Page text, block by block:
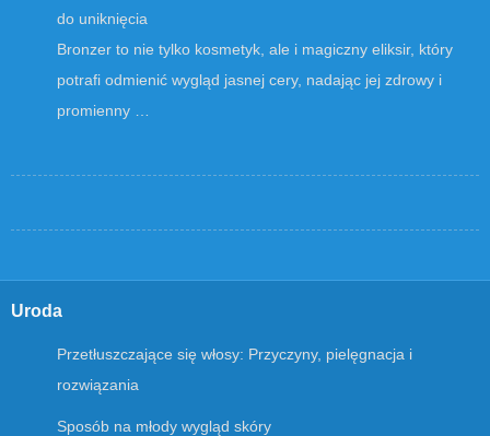
do uniknięcia
Bronzer to nie tylko kosmetyk, ale i magiczny eliksir, który
potrafi odmienić wygląd jasnej cery, nadając jej zdrowy i
promienny …
Uroda
Przetłuszczające się włosy: Przyczyny, pielęgnacja i
rozwiązania
Sposób na młody wygląd skóry